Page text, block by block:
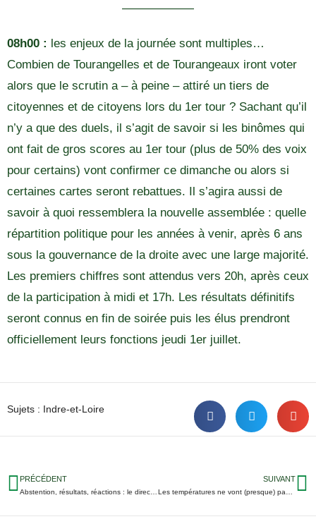
——————
08h00 : les enjeux de la journée sont multiples…
Combien de Tourangelles et de Tourangeaux iront voter
alors que le scrutin a – à peine – attiré un tiers de
citoyennes et de citoyens lors du 1er tour ? Sachant qu’il
n’y a que des duels, il s’agit de savoir si les binômes qui
ont fait de gros scores au 1er tour (plus de 50% des voix
pour certains) vont confirmer ce dimanche ou alors si
certaines cartes seront rebattues. Il s’agira aussi de
savoir à quoi ressemblera la nouvelle assemblée : quelle
répartition politique pour les années à venir, après 6 ans
sous la gouvernance de la droite avec une large majorité.
Les premiers chiffres sont attendus vers 20h, après ceux
de la participation à midi et 17h. Les résultats définitifs
seront connus en fin de soirée puis les élus prendront
officiellement leurs fonctions jeudi 1er juillet.
Sujets : Indre-et-Loire
PRÉCÉDENT SUIVANT